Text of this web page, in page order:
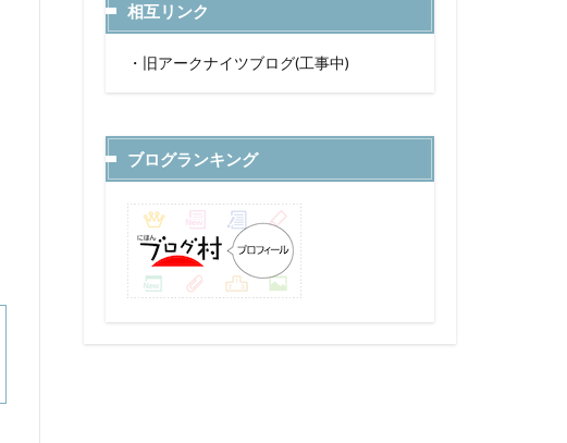
相互リンク
・ 旧アークナイツブログ(工事中)
ブログランキング